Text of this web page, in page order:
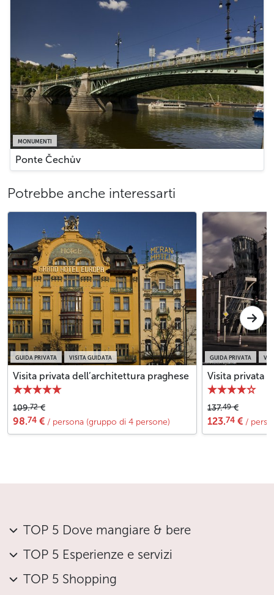
MONUMENTI
Ponte Čechův
Potrebbe anche interessarti
GUIDA PRIVATA VISITA GUIDATA
Visita privata dell’architettura praghese
109.72€
98.74 € / persona (gruppo di 4 persone)
GUIDA PRIVATA
Visita privata
137.49€
123.74 € /
TOP 5 Dove mangiare & bere
TOP 5 Esperienze e servizi
TOP 5 Shopping